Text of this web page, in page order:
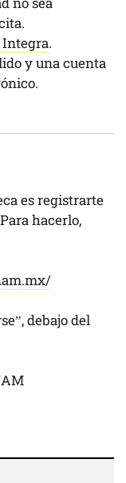
Integra.
y una cuenta
es registrarte
hacerlo,
debajo del